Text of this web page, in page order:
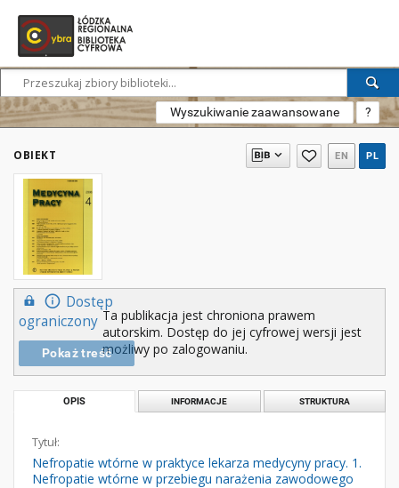
Wyszukiwanie zaawansowane ?
OBIEKT EN PL
Dostęp
ograniczony
Pokaż treść
Ta publikacja jest chroniona prawem
autorskim. Dostęp do jej cyfrowej wersji jest
możliwy po zalogowaniu.
OPIS INFORMACJE STRUKTURA
Tytuł:
Nefropatie wtórne w praktyce lekarza medycyny pracy. 1.
Nefropatie wtórne w przebiegu narażenia zawodowego